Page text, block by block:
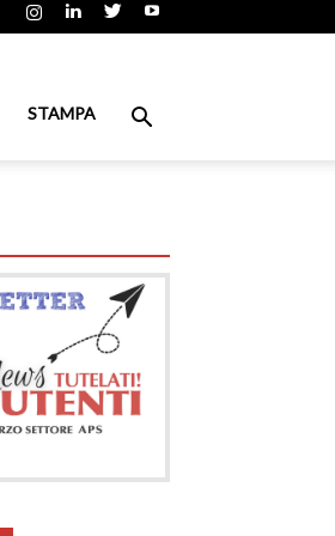
STAMPA